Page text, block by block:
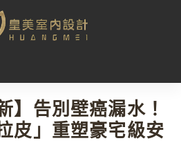
設計新知
癌漏水！老透天「外牆拉皮」重塑
】告別壁癌漏水！
皮」重塑豪宅級安